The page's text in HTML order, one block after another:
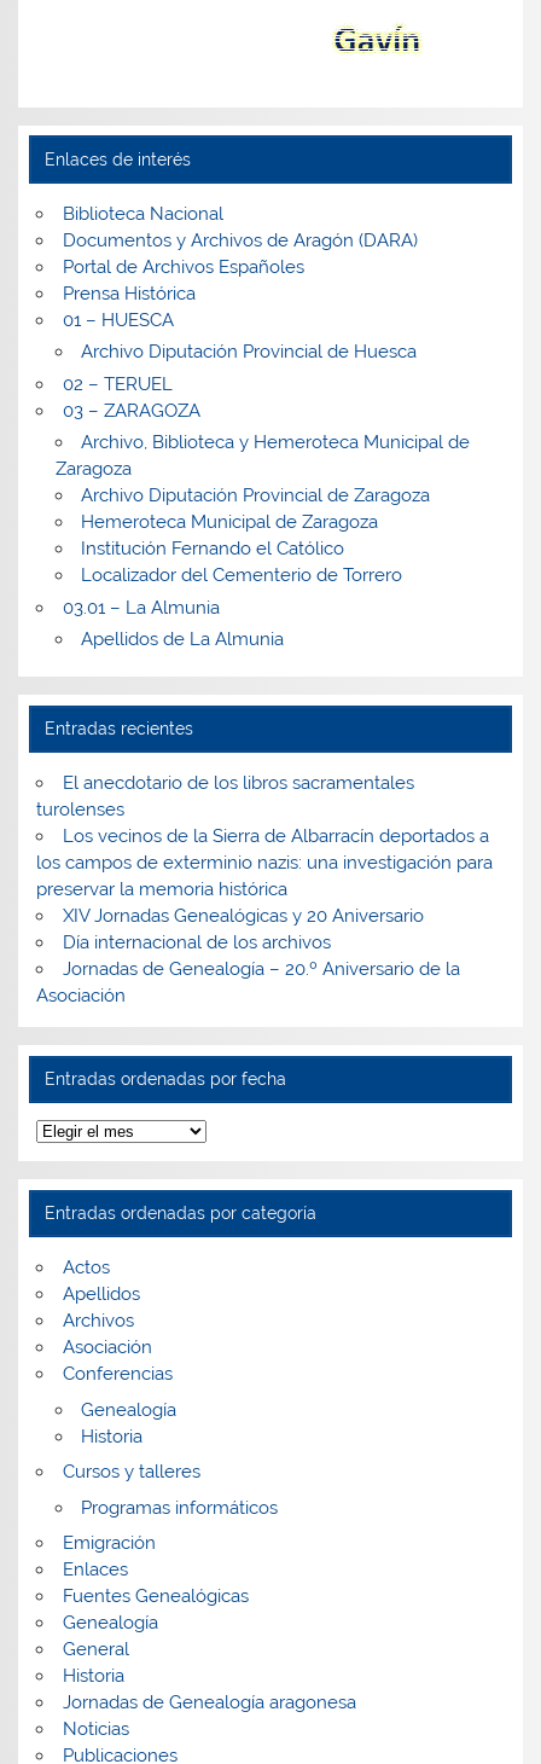
Enlaces de interés
Biblioteca Nacional
Documentos y Archivos de Aragón (DARA)
Portal de Archivos Españoles
Prensa Histórica
01 – HUESCA
Archivo Diputación Provincial de Huesca
02 – TERUEL
03 – ZARAGOZA
Archivo, Biblioteca y Hemeroteca Municipal de
Zaragoza
Archivo Diputación Provincial de Zaragoza
Hemeroteca Municipal de Zaragoza
Institución Fernando el Católico
Localizador del Cementerio de Torrero
03.01 – La Almunia
Apellidos de La Almunia
Entradas recientes
El anecdotario de los libros sacramentales
turolenses
Los vecinos de la Sierra de Albarracín deportados a
los campos de exterminio nazis: una investigación para
preservar la memoria histórica
XIV Jornadas Genealógicas y 20 Aniversario
Día internacional de los archivos
Jornadas de Genealogía – 20.º Aniversario de la
Asociación
Entradas ordenadas por fecha
Entradas
ordenadas
por
fecha
Entradas ordenadas por categoría
Actos
Apellidos
Archivos
Asociación
Conferencias
Genealogía
Historia
Cursos y talleres
Programas informáticos
Emigración
Enlaces
Fuentes Genealógicas
Genealogía
General
Historia
Jornadas de Genealogía aragonesa
Noticias
Publicaciones